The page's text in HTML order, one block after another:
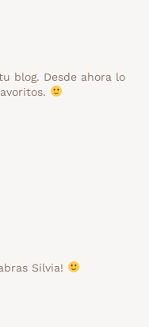
blog. Desde ahora lo
Silvia!